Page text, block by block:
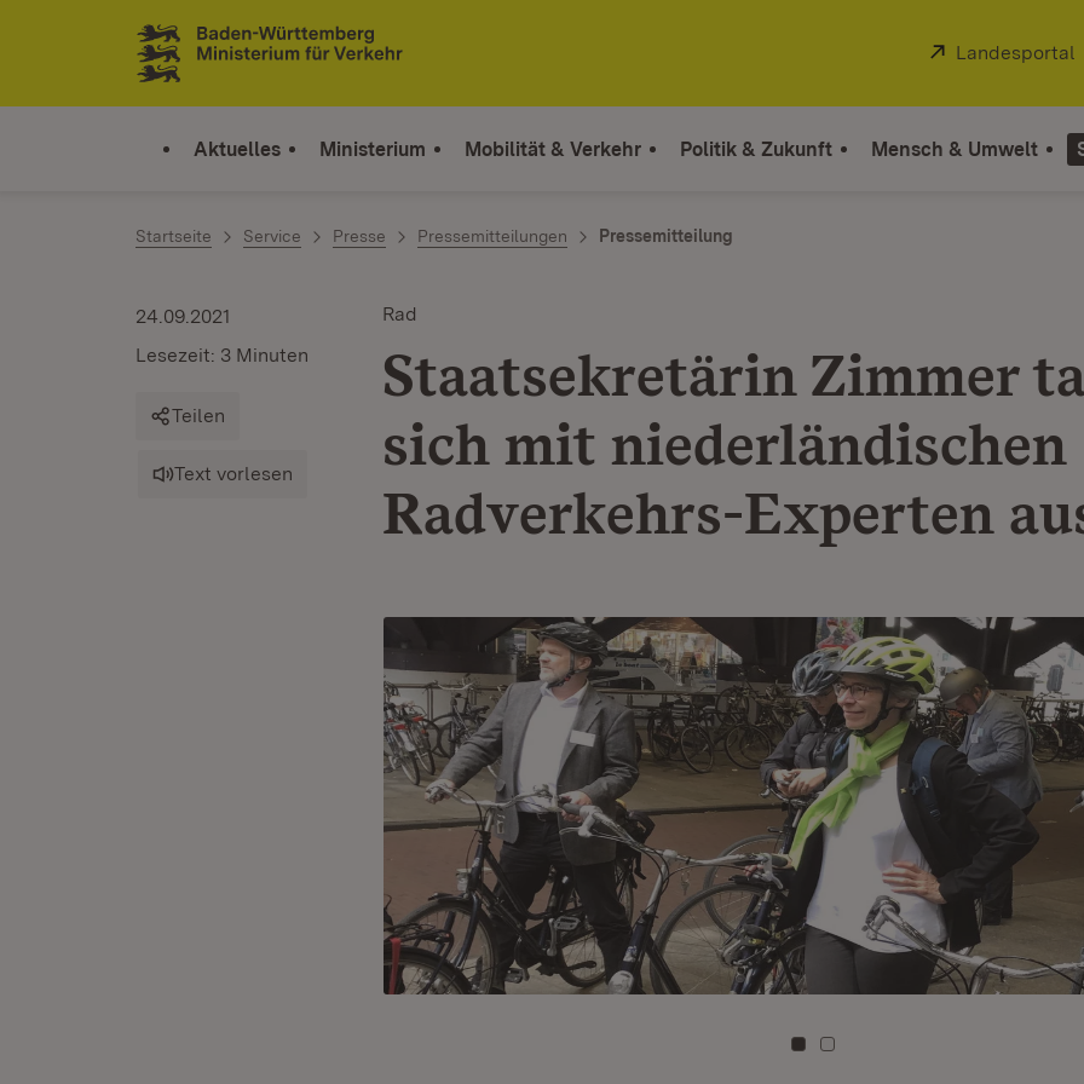
Zum Inhalt springen
Link zur Startseite
Extern:
Landesportal
Aktuelles Ministerium Mobilität & Verkehr Politik & Zukunft Mensch & Umwelt
Startseite Service Presse Pressemitteilungen Pressemitteilung
Rad
Staatsekretärin Zimmer
sich mit niederländischen
Radverkehrs-Experten
24.09.2021
Lesezeit: 3 Minuten
Teilen
Text vorlesen
Zu Kachel: 0
Zu Kachel: 1